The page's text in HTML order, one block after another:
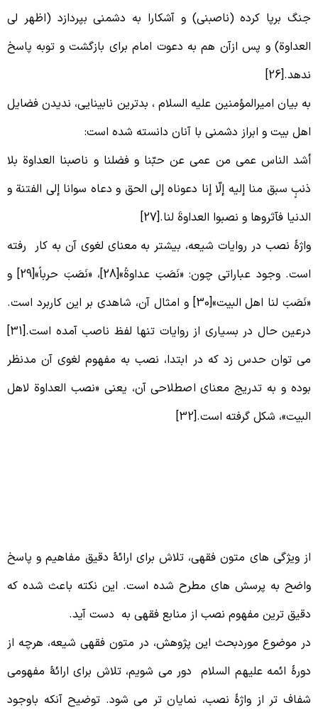
برپا کرده (ناصبنی) و آشکارا به دشمنی بپردازد (اظهر لی
و پس ازآن هم به دعوت امام برای بازگشت و توبه پاسخ
بیان امیرالمؤمنین علیه السلام ، بدترین نابینایی، ندیدن فضایل
بیت و ابراز دشمنی با آنان دانسته شده است:
الناس عمی من عمی عن حبّنا و فضلنا و ناصبنا العداوة بلا
سبق منا إلیه إلّا إنا دعوناه إلی الحق و دعاه سوانا إلی الفتنة و
فآثروها و نصبوا العداوةَ لنا.[27]
نصب در روایات شیعه، بیشتر به معنای لغوی آن به کار رفته
است. وجود عباراتی چون: «نَصَبَ عداوةً»[28]، «نَصَبَ حرباً»[29] و
«نَصَبَ لنا اهل البیت»[30] و امثال آن، شاهدی بر این کاربرد است.
درعین حال در بسیاری از روایات تنها لفظ ناصب آمده است.[31]
توان حدس زد که در ابتدا، نصب به مفهوم لغوی آن مدنظر
و به تدریج معنای اصطلاحی آن، یعنی «نصب العداوة لاهل
شکل گرفته است.[32]
ویژگی های متون فقهی، تلاش برای ارائۀ دقیق مفاهیم و پاسخ
به پرسش های مطرح شده است. این نکته باعث شده که
ترین مفهوم نصب از منابع فقهی به دست آید.
موضوع موردبحث این پژوهش، در متون فقهی شیعه، هرچه از
ائمه علیهم السلام دور می شویم، تلاش برای ارائۀ مفهومی
تر از واژۀ نصب، نمایان تر می شود. توضیح آنکه باوجود